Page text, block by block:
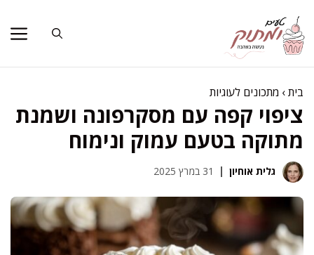
לתוכן
בית› מתכונים לעוגיות
ציפוי קפה עם מסקרפונה ושמנת
מתוקה בטעם עמוק ונימוח
גלית אוחיון 31 במרץ 2025